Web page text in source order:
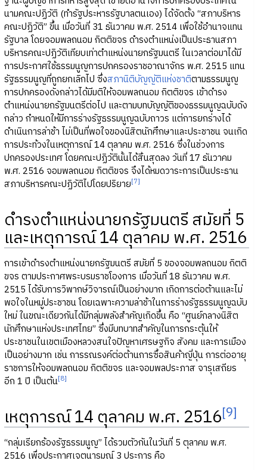
นามคณะปฏิวัติ (ทำรัฐประหารรัฐบาลตนเอง) ได้จัดตั้ง “สภาบริหาร
คณะปฏิวัติ” ขึ้น เมื่อวันที่ 31 ธันวาคม พ.ศ. 2514 เพื่อใช้อำนาจแทน
รัฐบาล โดยจอมพลถนอม กิตติขจร ดำรงตำแหน่งเป็นประธานสภา
บริหารคณะปฏิวัติเทียบเท่าตำแหน่งนายกรัฐมนตรี ในเวลาต่อมาได้มี
การประกาศใช้ธรรมนูญการปกครองราชอาณาจักร พ.ศ. 2515 แทน
รัฐธรรมนูญที่ถูกยกเลิกไป ซึ่งสภานิติบัญญัติแห่งชาติตามธรรมนูญ
การปกครองดังกล่าวได้มีมติให้จอมพลถนอม กิตติขจร เข้าดำรง
ตำแหน่งนายกรัฐมนตรีต่อไป และตามบทบัญญัติของธรรมนูญฉบับดัง
กล่าว กำหนดให้มีการร่างรัฐธรรมนูญฉบับถาวร แต่การยกร่างได้
ดำเนินการล่าช้า ไม่เป็นที่พอใจของนิสิตนักศึกษาและประชาชน จนเกิด
การประท้วงในเหตุการณ์ 14 ตุลาคม พ.ศ. 2516 ซึ่งในช่วงการ
ปกครองประเทศ โดยคณะปฏิวัตินั้นได้สิ้นสุดลง วันที่ 17 ธันวาคม
พ.ศ. 2516 จอมพลถนอม กิตติขจร จึงได้หมดวาระการเป็นประธาน
สภาบริหารคณะปฏิวัติไปโดยปริยาย[7]
ดำรงตำแหน่งนายกรัฐมนตรี สมัยที่ 5
และเหตุการณ์ 14 ตุลาคม พ.ศ. 2516
การเข้าดำรงตำแหน่งนายกรัฐมนตรี สมัยที่ 5 ของจอมพลถนอม กิตติ
ขจร ตามประกาศพระบรมราชโองการ เมื่อวันที่ 18 ธันวาคม พ.ศ.
2515 ได้รับการวิพากษ์วิจารณ์เป็นอย่างมาก เกิดการต่อต้านและไม่
พอใจในหมู่ประชาชน โดยเฉพาะความล่าช้าในการร่างรัฐธรรมนูญฉบับ
ใหม่ ในขณะเดียวกันได้มีกลุ่มพลังสำคัญเกิดขึ้น คือ “ศูนย์กลางนิสิต
นักศึกษาแห่งประเทศไทย” ซึ่งมีบทบาทสำคัญในการกระตุ้นให้
ประชาชนในเขตเมืองหลวงสนใจปัญหาเศรษฐกิจ สังคม และการเมือง
เป็นอย่างมาก เช่น การรณรงค์ต่อต้านการซื้อสินค้าญี่ปุ่น การต่ออายุ
ราชการให้จอมพลถนอม กิตติขจร และจอมพลประภาส จารุเสถียร
อีก 1 ปี เป็นต้น[8]
เหตุการณ์ 14 ตุลาคม พ.ศ. 2516[9]
“กลุ่มเรียกร้องรัฐธรรมนูญ” ได้รวมตัวกันในวันที่ 5 ตุลาคม พ.ศ.
2516 เพื่อประกาศเจตนารมณ์ 3 ประการ คือ